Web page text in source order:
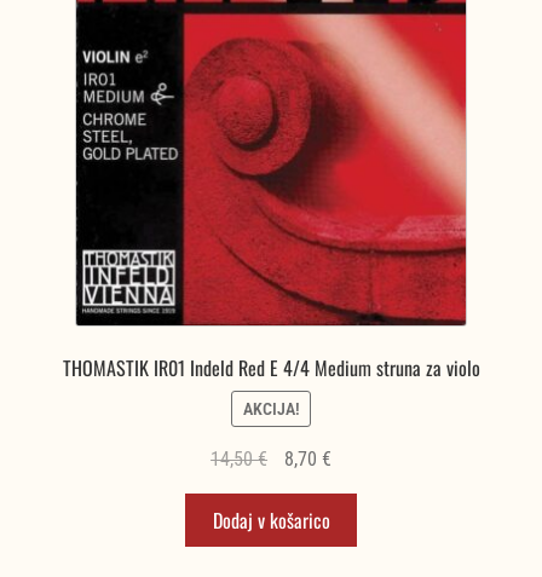
THOMASTIK IR01 Indeld Red E 4/4 Medium struna za violo
AKCIJA!
14,50€
Izvirna
je
bila:
8,70 €Trenutna
8,70 €.
Dodaj v košarico